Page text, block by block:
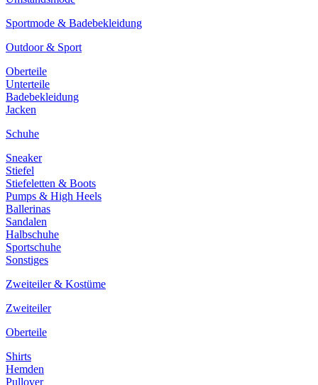
Sportmode & Badebekleidung
Outdoor & Sport
Oberteile
Unterteile
Badebekleidung
Jacken
Schuhe
Sneaker
Stiefel
Stiefeletten & Boots
Pumps & High Heels
Ballerinas
Sandalen
Halbschuhe
Sportschuhe
Sonstiges
Zweiteiler & Kostüme
Zweiteiler
Oberteile
Shirts
Hemden
Pullover